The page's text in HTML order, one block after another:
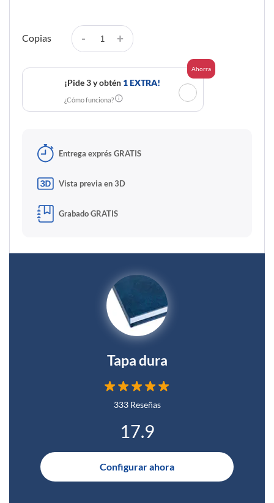
Copias - +
Ahorra
¡Pide 3 y obtén 1 EXTRA!
¿Cómo funciona?
Entrega exprés GRATIS
Vista previa en 3D
Grabado GRATIS
Tapa dura
333 Reseñas
17.9
Configurar ahora